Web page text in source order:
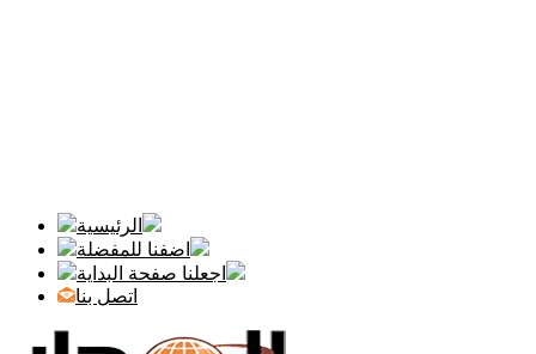
الرئيسية
اضفنا للمفضلة
اجعلنا صفحة البداية
اتصل بنا